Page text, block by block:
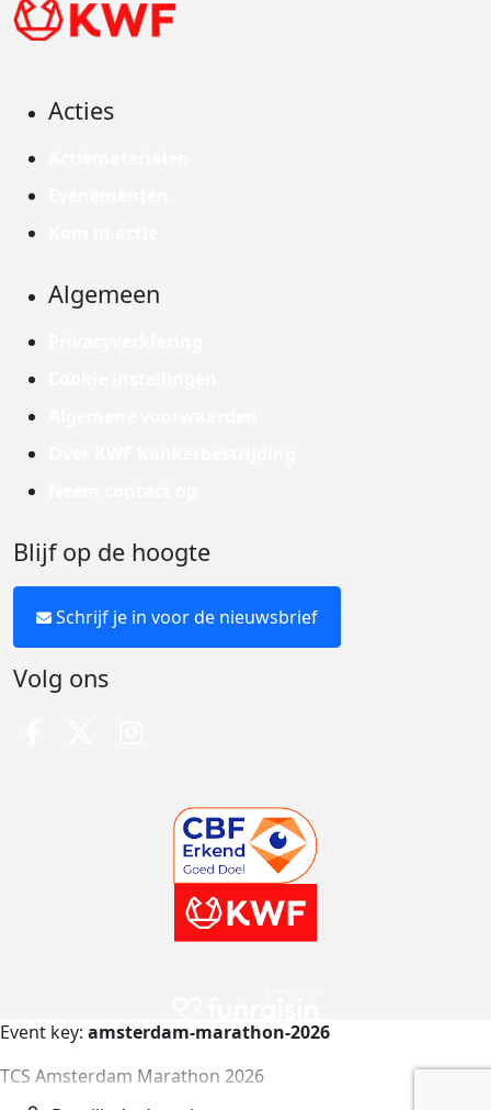
Acties
Algemeen
Blijf op de hoogte
Schrijf je in voor de nieuwsbrief
Volg ons
Event key: amsterdam-marathon-2026
TCS Amsterdam Marathon 2026